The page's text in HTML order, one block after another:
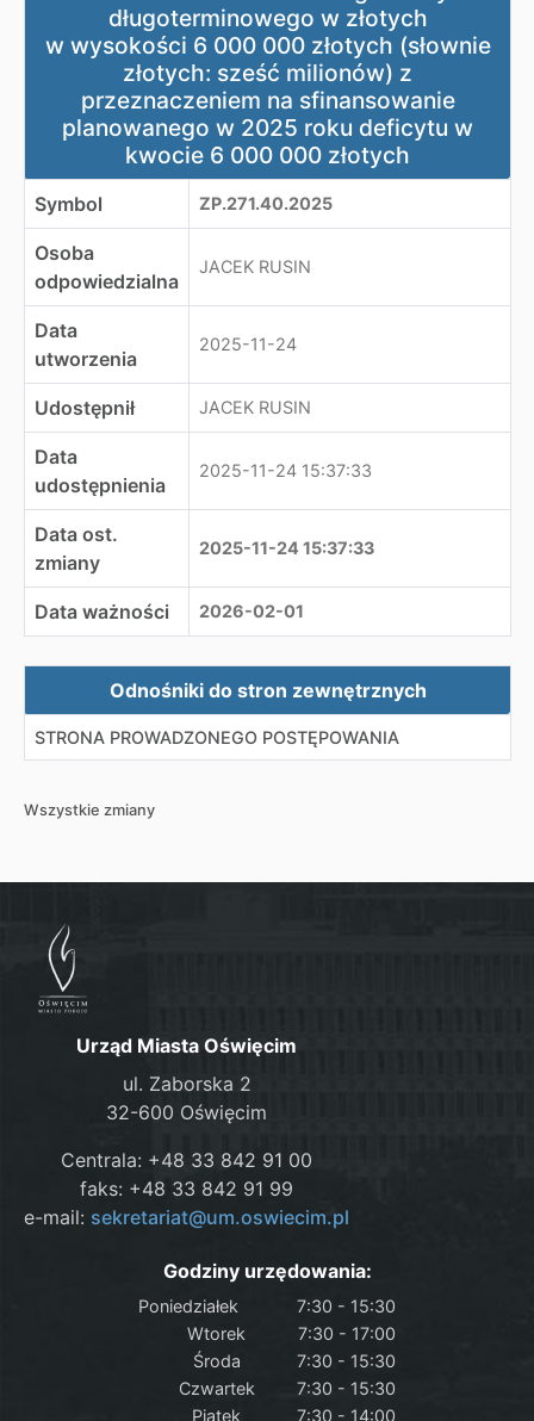
długoterminowego w złotych
w wysokości 6 000 000 złotych (słownie
złotych: sześć milionów) z
przeznaczeniem na sfinansowanie
planowanego w 2025 roku deficytu w
kwocie 6 000 000 złotych
Symbol ZP.271.40.2025
Osoba
odpowiedzialna
JACEK RUSIN
Data
utworzenia
2025-11-24
Udostępnił JACEK RUSIN
Data
udostępnienia
2025-11-24 15:37:33
Data ost.
zmiany
2025-11-24 15:37:33
Data ważności 2026-02-01
Zewnętrzne odnośniki
Odnośniki do stron zewnętrznych
STRONA PROWADZONEGO POSTĘPOWANIA
Wszystkie zmiany
Urząd Miasta Oświęcim
ul. Zaborska 2
32-600 Oświęcim
Centrala: +48 33 842 91 00
faks: +48 33 842 91 99
e-mail: sekretariat@um.oswiecim.pl
Godziny urzędowania:
Poniedziałek
7:30 - 15:30
Wtorek
7:30 - 17:00
Środa
7:30 - 15:30
Czwartek
7:30 - 15:30
Piątek
7:30 - 14:00